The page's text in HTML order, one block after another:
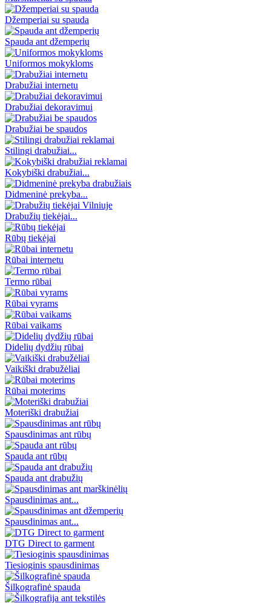
Džemperiai su spauda
Spauda ant džemperių
Uniformos mokykloms
Drabužiai internetu
Drabužiai dekoravimui
Drabužiai be spaudos
Stilingi drabužiai...
Kokybiški drabužiai...
Didmeninė prekyba...
Drabužių tiekėjai...
Rūbų tiekėjai
Rūbai internetu
Termo rūbai
Rūbai vyrams
Rūbai vaikams
Didelių dydžių rūbai
Vaikiški drabužėliai
Rūbai moterims
Moteriški drabužiai
Spausdinimas ant rūbų
Spauda ant rūbų
Spauda ant drabužių
Spausdinimas ant...
Spausdinimas ant...
DTG Direct to garment
Tiesioginis spausdinimas
Šilkografinė spauda